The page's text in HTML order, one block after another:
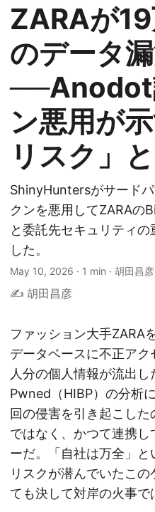
ZARAが
のデータ
──Anodot
ン悪用が
リスク」
ShinyHuntersがサード
クンを悪用してZARAの
と委託先セキュリティ
した。
May 10, 2026 · 1 min · 胡田昌彦
✍️ 胡田昌彦
ファッション大手ZARA
データベースに不正ア
人分の個人情報が流出
Pwned（HIBP）の分析
回の侵害を引き起こし
ではなく、かつて連携
ーだ。「自社は万全」
リスクが潜んでいたこ
ても決して対岸の火事で